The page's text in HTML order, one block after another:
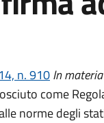
n. 910In
come
norme degli